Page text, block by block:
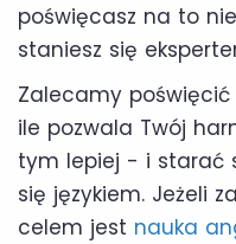
poświęcasz na to
staniesz się
Zalecamy
ile pozwala Twój
tym lepiej - i starać
się językiem. Jeżeli
celem jest nauka